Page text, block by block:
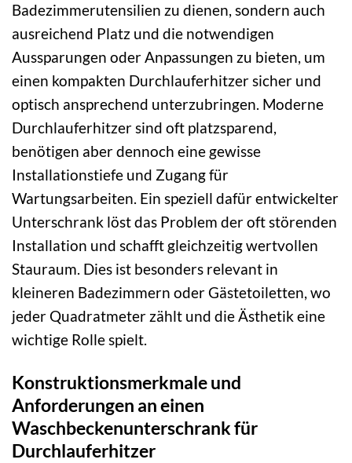
Badezimmerutensilien zu dienen, sondern auch
ausreichend Platz und die notwendigen
Aussparungen oder Anpassungen zu bieten, um
einen kompakten Durchlauferhitzer sicher und
optisch ansprechend unterzubringen. Moderne
Durchlauferhitzer sind oft platzsparend,
benötigen aber dennoch eine gewisse
Installationstiefe und Zugang für
Wartungsarbeiten. Ein speziell dafür entwickelter
Unterschrank löst das Problem der oft störenden
Installation und schafft gleichzeitig wertvollen
Stauraum. Dies ist besonders relevant in
kleineren Badezimmern oder Gästetoiletten, wo
jeder Quadratmeter zählt und die Ästhetik eine
wichtige Rolle spielt.
Konstruktionsmerkmale und
Anforderungen an einen
Waschbeckenunterschrank für
Durchlauferhitzer